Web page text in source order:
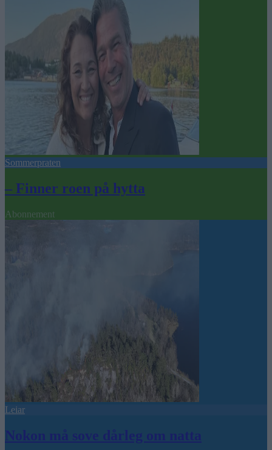
Sommerpraten
– Finner roen på hytta
Abonnement
Leiar
Nokon må sove dårleg om natta